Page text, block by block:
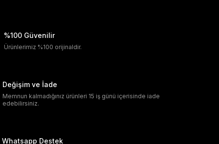
%100 Güvenilir
Ürünlerimiz %100 orijinaldir.
Değişim ve İade
Memnun kalmadığınız ürünleri 15 iş günü içerisinde iade
edebilirsiniz.
Whatsapp Destek